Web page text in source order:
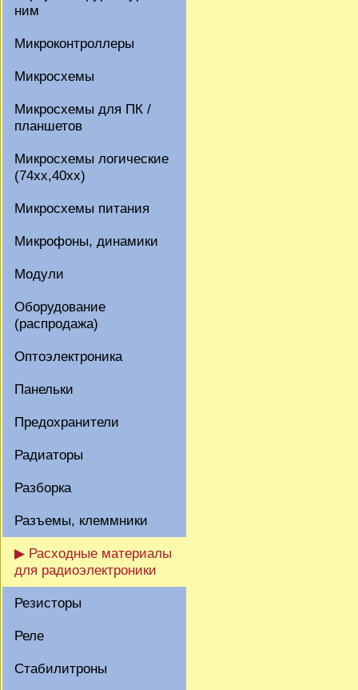
ним
Микроконтроллеры
Микросхемы
Микросхемы для ПК /
планшетов
Микросхемы логические
(74xx,40xx)
Микросхемы питания
Микрофоны, динамики
Модули
Оборудование
(распродажа)
Оптоэлектроника
Панельки
Предохранители
Радиаторы
Разборка
Разъемы, клеммники
▶ Расходные материалы
для радиоэлектроники
Резисторы
Реле
Стабилитроны